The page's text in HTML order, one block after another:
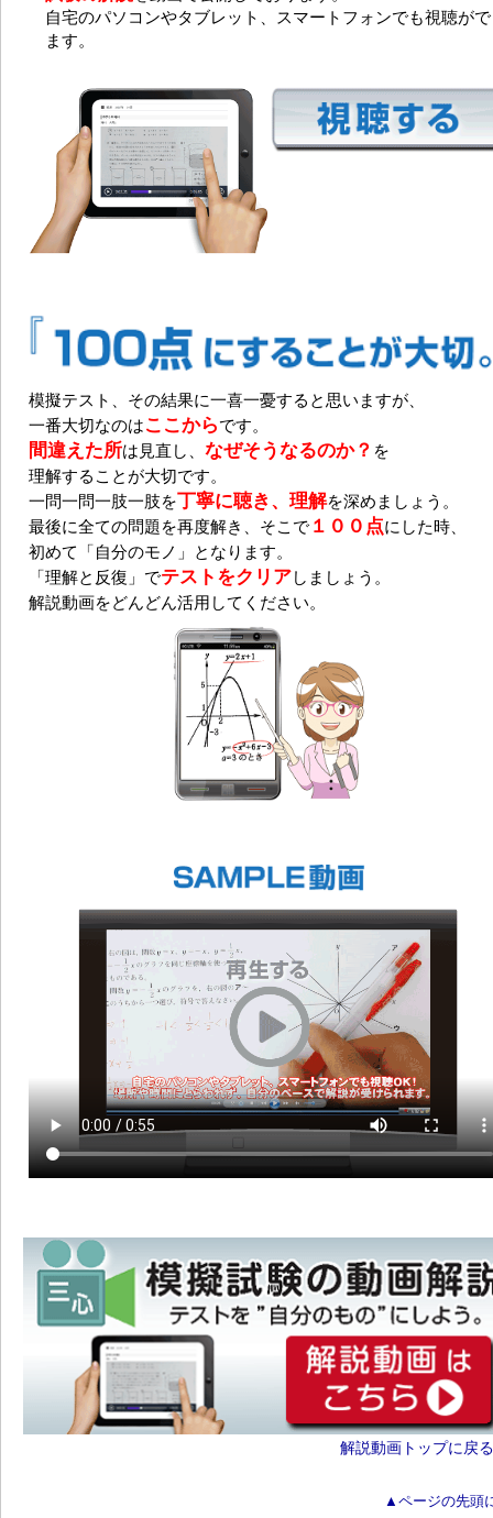
自宅のパソコンやタブレット、スマートフォンでも視聴が
ます。
模擬テスト、その結果に一喜一憂すると思いますが、
一番大切なのはここからです。
間違えた所は見直し、 なぜそうなるのか？ を
理解することが大切です。
一問一問一肢一肢を丁寧に聴き、理解を深めましょう。
最後に全ての問題を再度解き、そこで １００点にした時、
初めて「自分のモノ」となります。
「理解と反復」でテストをクリアしましょう。
解説動画をどんどん活用してください。
解説動画トップに戻る
▲ページの先頭